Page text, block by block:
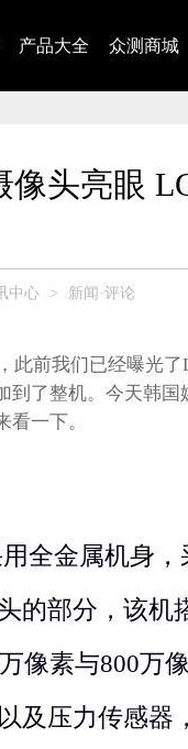
产品大全 众测商城
像头亮眼
中心 > 新闻·评论
前我们已经曝光了
到了整机。今天韩国
一下。
全金属机身
的部分，该机
像素与800万
及压力传感器